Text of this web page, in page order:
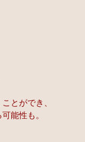
とができ、
能性も。